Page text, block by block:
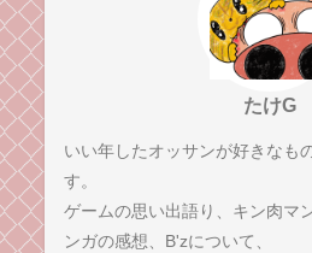
たけG
いい年したオッサンが好きなも
す。
ゲームの思い出語り、キン肉マ
ンガの感想、B'zについて、